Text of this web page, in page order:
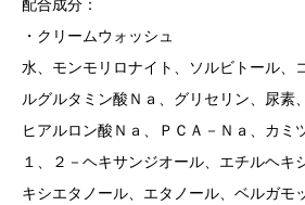
配合成分：
・クリームウォッシュ
水、モンモリロナイト、ソルビトール、
ルグルタミン酸Ｎａ、グリセリン、尿素
ヒアルロン酸Ｎａ、ＰＣＡ－Ｎａ、カミ
１、２－ヘキサンジオール、エチルヘキ
キシエタノール、エタノール、ベルガモ